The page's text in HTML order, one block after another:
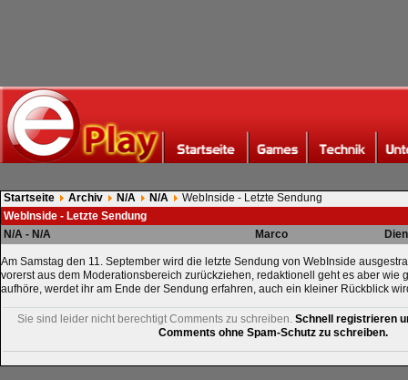
Startseite Archiv N/A N/A
WebInside - Letzte Sendung
WebInside - Letzte Sendung
N/A - N/A
Marco
Am Samstag den 11. September wird die letzte Sendung von WebInside
vorerst aus dem Moderationsbereich zurückziehen, redaktionell geht es aber wie
aufhöre, werdet ihr am Ende der Sendung erfahren, auch ein kleiner Rückblick
Sie sind leider nicht berechtigt Comments zu schreiben. Schnell registrieren
Comments ohne Spam-Schutz zu schreiben.